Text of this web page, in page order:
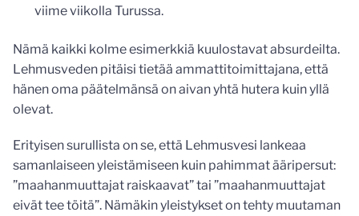
viime viikolla Turussa.
Nämä kaikki kolme esimerkkiä kuulostavat absurdeilta.
Lehmusveden pitäisi tietää ammattitoimittajana, että
hänen oma päätelmänsä on aivan yhtä hutera kuin yllä
olevat.
Erityisen surullista on se, että Lehmusvesi lankeaa
samanlaiseen yleistämiseen kuin pahimmat ääripersut:
”maahanmuuttajat raiskaavat” tai ”maahanmuuttajat
eivät tee töitä”. Nämäkin yleistykset on tehty muutaman